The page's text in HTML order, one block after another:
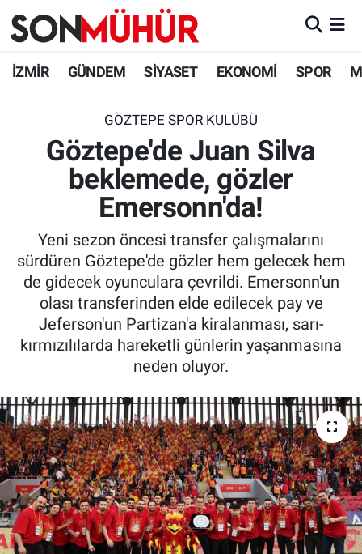
İZMİR GÜNDEM SİYASET EKONOMİ SPOR
GÖZTEPE SPOR KULÜBÜ
Göztepe'de Juan Silva
beklemede, gözler
Emersonn'da!
Yeni sezon öncesi transfer çalışmalarını
sürdüren Göztepe'de gözler hem gelecek hem
de gidecek oyunculara çevrildi. Emersonn'un
olası transferinden elde edilecek pay ve
Jeferson'un Partizan'a kiralanması, sarı-
kırmızılılarda hareketli günlerin yaşanmasına
neden oluyor.
İzmir Nöbetçi Eczaneler
İzmir Namaz Vakitleri
İzmir Trafik Yoğunluk Haritası
Tüm Manşetler
Son Dakika Haberleri
Haber Arşivi